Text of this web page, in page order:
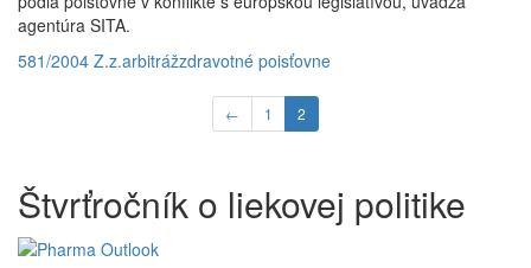
agentúra SITA.
581/2004 Z.z.arbitrážzdravotné poisťovne
← 1 2
Štvrťročník o liekovej politike